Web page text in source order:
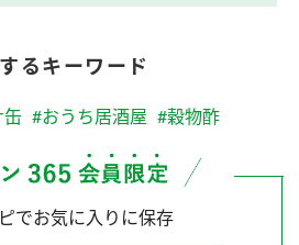
るキーワード
缶 #おうち居酒屋 #穀物酢
でお気に入りに保存